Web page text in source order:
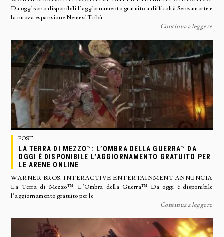
Da oggi sono disponibili l’aggiornamento gratuito a difficoltà Senzamorte e
la nuova espansione Nemesi Tribù
Continua a leggere
POST
LA TERRA DI MEZZO™: L’OMBRA DELLA GUERRA™ DA
OGGI È DISPONIBILE L’AGGIORNAMENTO GRATUITO PER
LE ARENE ONLINE
WARNER BROS. INTERACTIVE ENTERTAINMENT ANNUNCIA
La Terra di Mezzo™: L’Ombra della Guerra™ Da oggi è disponibile
l’aggiornamento gratuito per le
Continua a leggere